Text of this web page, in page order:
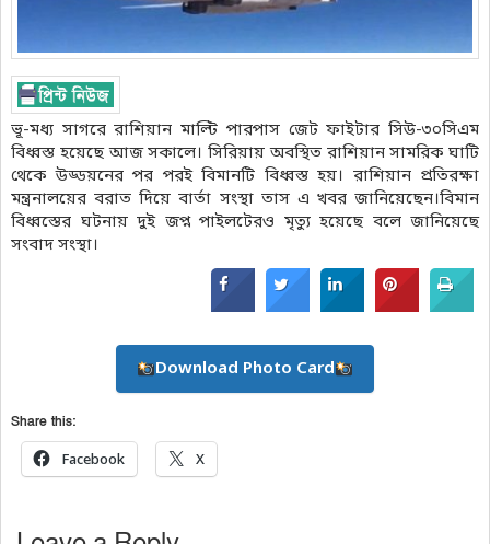
ভূ-মধ্য সাগরে রাশিয়ান মাল্টি পারপাস জেট ফাইটার সিউ-৩০সিএম
বিধ্বস্ত হয়েছে আজ সকালে। সিরিয়ায় অবস্থিত রাশিয়ান সামরিক ঘাটি
থেকে উড্ডয়নের পর পরই বিমানটি বিধ্বস্ত হয়। রাশিয়ান প্রতিরক্ষা
মন্ত্রনালয়ের বরাত দিয়ে বার্তা সংস্থা তাস এ খবর জানিয়েছেন।বিমান
বিধ্বস্তের ঘটনায় দুই জপ্ন পাইলটেরও মৃত্যু হয়েছে বলে জানিয়েছে
সংবাদ সংস্থা।
Download Photo Card
Share this:
Facebook X